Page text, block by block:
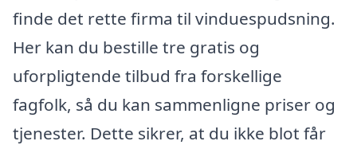
finde det rette firma til vinduespudsning.
Her kan du bestille tre gratis og
uforpligtende tilbud fra forskellige
fagfolk, så du kan sammenligne priser og
tjenester. Dette sikrer, at du ikke blot får